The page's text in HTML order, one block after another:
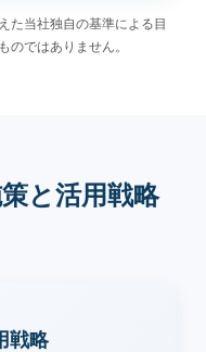
た当社独自の基準による目
のではありません。
と活用戦略
戦略